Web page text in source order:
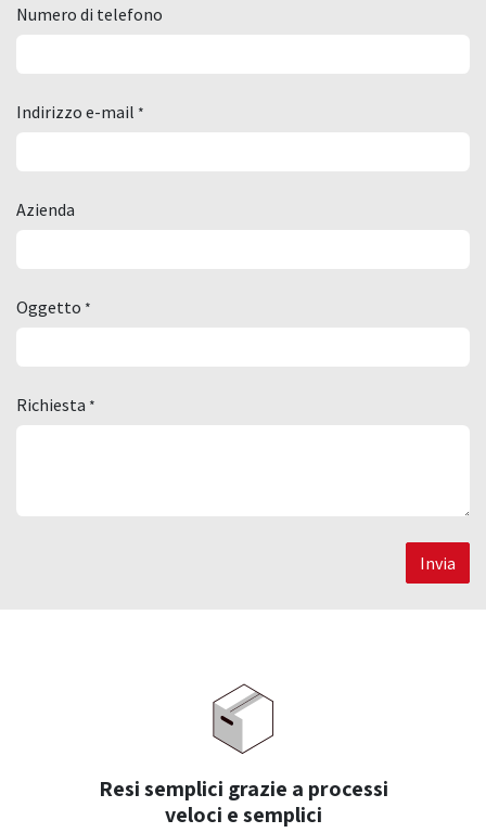
Numero di telefono
Indirizzo e-mail *
Azienda
Oggetto *
Richiesta *
Invia
Resi semplici grazie a processi
veloci e semplici